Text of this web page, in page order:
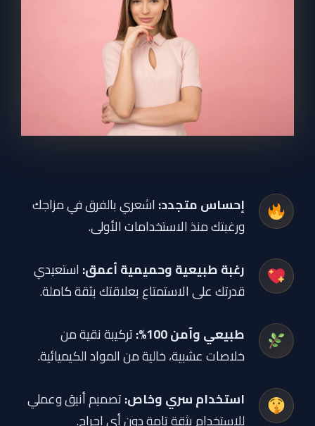
إحساس متجدد: اشعري بالفرق في مزاجك
ورغبتك منذ الاستخدامات الأولى.
رغبة طبيعية وحميمية أعمق: استعيدي
قدرتك على الاستمتاع بعلاقتك بثقة كاملة.
طبيعي وآمن 100%:
تركيبة نقية من
خلاصات عشبية، خالية من المواد الكيميائية.
استخدام سري وخاص:تصميم أنيق وعملي
للاستخدام بثقة تامة دون أي إحراج.